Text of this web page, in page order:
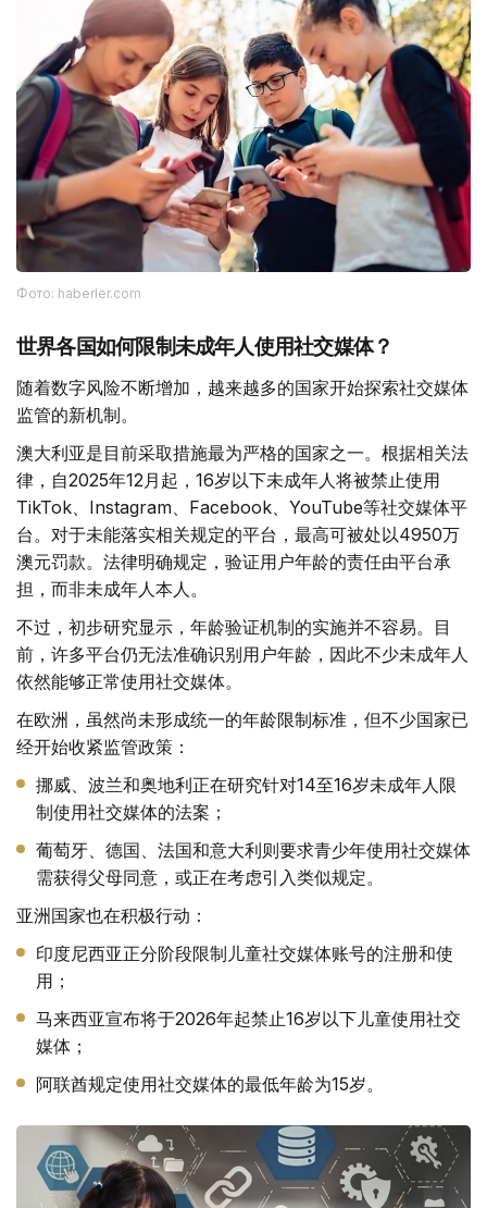
Фото: haberler.com
世界各国如何限制未成年人使用社交媒体？
随着数字风险不断增加，越来越多的国家开始探索社交媒体
监管的新机制。
澳大利亚是目前采取措施最为严格的国家之一。根据相关法
律，自2025年12月起，16岁以下未成年人将被禁止使用
TikTok、Instagram、Facebook、YouTube等社交媒体平
台。对于未能落实相关规定的平台，最高可被处以4950万
澳元罚款。法律明确规定，验证用户年龄的责任由平台承
担，而非未成年人本人。
不过，初步研究显示，年龄验证机制的实施并不容易。目
前，许多平台仍无法准确识别用户年龄，因此不少未成年人
依然能够正常使用社交媒体。
在欧洲，虽然尚未形成统一的年龄限制标准，但不少国家已
经开始收紧监管政策：
挪威、波兰和奥地利正在研究针对14至16岁未成年人限
制使用社交媒体的法案；
葡萄牙、德国、法国和意大利则要求青少年使用社交媒体
需获得父母同意，或正在考虑引入类似规定。
亚洲国家也在积极行动：
印度尼西亚正分阶段限制儿童社交媒体账号的注册和使
用；
马来西亚宣布将于2026年起禁止16岁以下儿童使用社交
媒体；
阿联酋规定使用社交媒体的最低年龄为15岁。